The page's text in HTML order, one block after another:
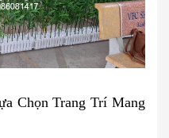
Chọn Trang Trí Mang